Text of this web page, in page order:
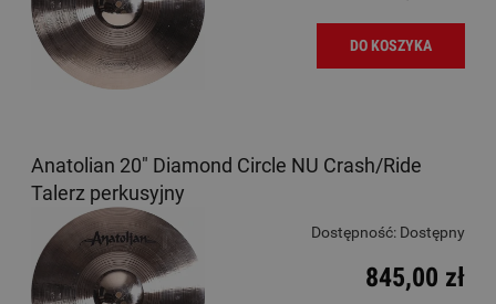
DO KOSZYKA
Anatolian 20" Diamond Circle NU Crash/Ride
Talerz perkusyjny
Dostępność: Dostępny
845,00 zł